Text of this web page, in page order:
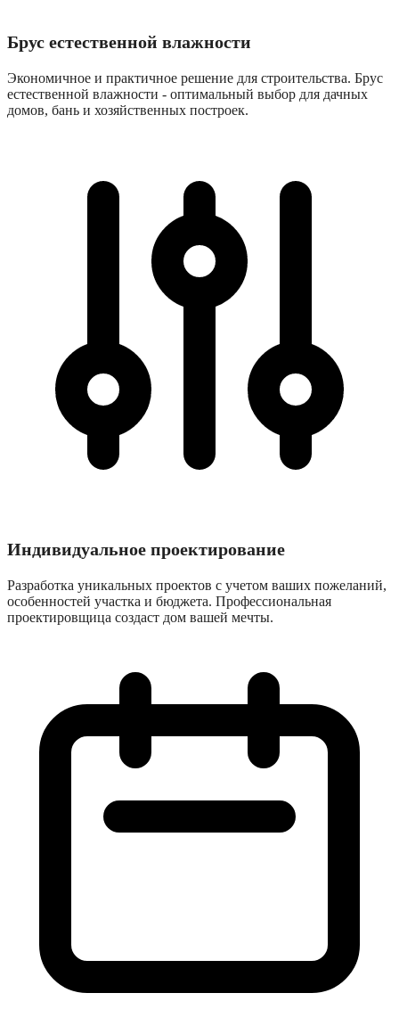
Брус естественной влажности
Экономичное и практичное решение для строительства. Брус
естественной влажности - оптимальный выбор для дачных
домов, бань и хозяйственных построек.
Индивидуальное проектирование
Разработка уникальных проектов с учетом ваших пожеланий,
особенностей участка и бюджета. Профессиональная
проектировщица создаст дом вашей мечты.